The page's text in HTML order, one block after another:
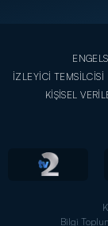
İZLEYİCİ TEMSİLCİSİ
KİŞİSEL
Bilgi